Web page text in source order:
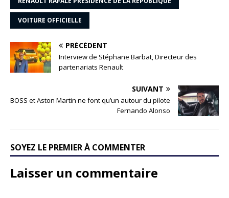
VOITURE OFFICIELLE
PRÉCÉDENT
Interview de Stéphane Barbat, Directeur des
partenariats Renault
SUIVANT
BOSS et Aston Martin ne font qu’un autour du pilote
Fernando Alonso
SOYEZ LE PREMIER À COMMENTER
Laisser un commentaire